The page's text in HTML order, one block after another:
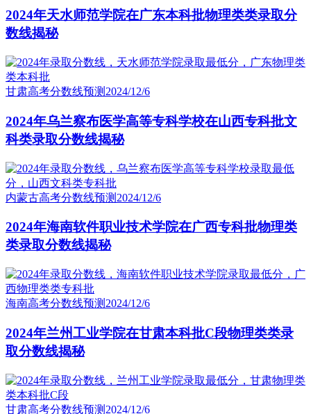
2024年天水师范学院在广东本科批物理类类录取分
数线揭秘
甘肃高考分数线预测 2024/12/6
2024年乌兰察布医学高等专科学校在山西专科批文
科类录取分数线揭秘
内蒙古高考分数线预测 2024/12/6
2024年海南软件职业技术学院在广西专科批物理类
类录取分数线揭秘
海南高考分数线预测 2024/12/6
2024年兰州工业学院在甘肃本科批C段物理类类录
取分数线揭秘
甘肃高考分数线预测 2024/12/6